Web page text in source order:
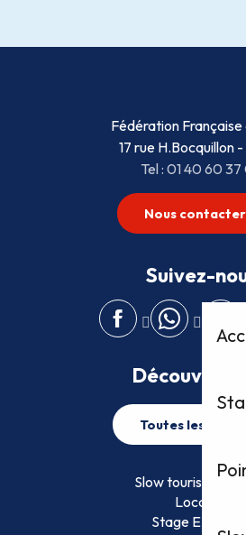
Fédération Française
17 rue H.Bocquillon
Tel : 01 40 60
Nous contacter
Suivez-
Découvrez
Toutes les
Slow tourisme
Location
Stage EFVoile